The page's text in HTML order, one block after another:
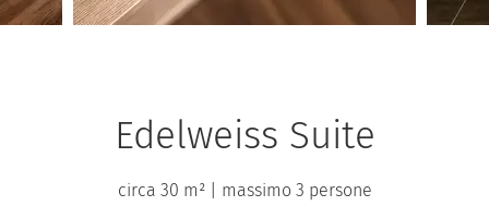
Edelweiss Suite
circa 30 m² massimo 3 persone